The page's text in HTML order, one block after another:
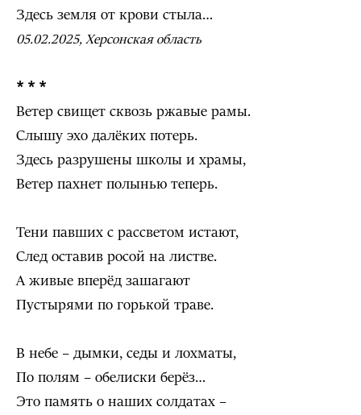
Здесь земля от крови стыла…
05.02.2025, Херсонская область
* * *
Ветер свищет сквозь ржавые рамы.
Слышу эхо далёких потерь.
Здесь разрушены школы и храмы,
Ветер пахнет полынью теперь.
Тени павших с рассветом истают,
След оставив росой на листве.
А живые вперёд зашагают
Пустырями по горькой траве.
В небе – дымки, седы и лохматы,
По полям – обелиски берёз…
Это память о наших солдатах –